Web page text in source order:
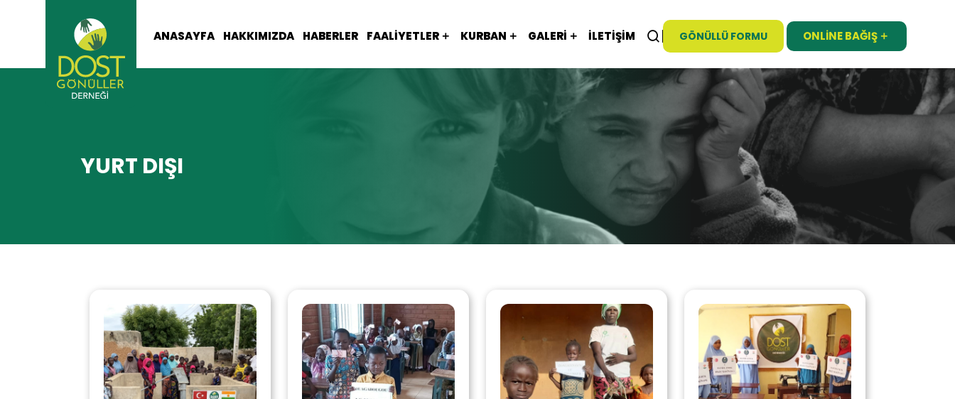
ANASAYFA HAKKIMIZDA HABERLER FAALIYETLER KURBAN GALERI İLETIŞIM GÖNÜLLÜ FORMU ONLINE BAĞIŞ
YURT DIŞI